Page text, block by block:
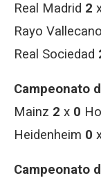
Real Madrid 2
Rayo Vallecano
Real Sociedad
Campeonato
Mainz 2 x 0
Heidenheim 0
Campeonato